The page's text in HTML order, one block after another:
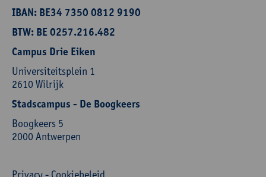
IBAN: BE34 7350 0812 9190
BTW: BE 0257.216.482
Campus Drie Eiken
Universiteitsplein 1
2610 Wilrijk
Stadscampus - De Boogkeers
Boogkeers 5
2000 Antwerpen
Privacy- Cookiebeleid